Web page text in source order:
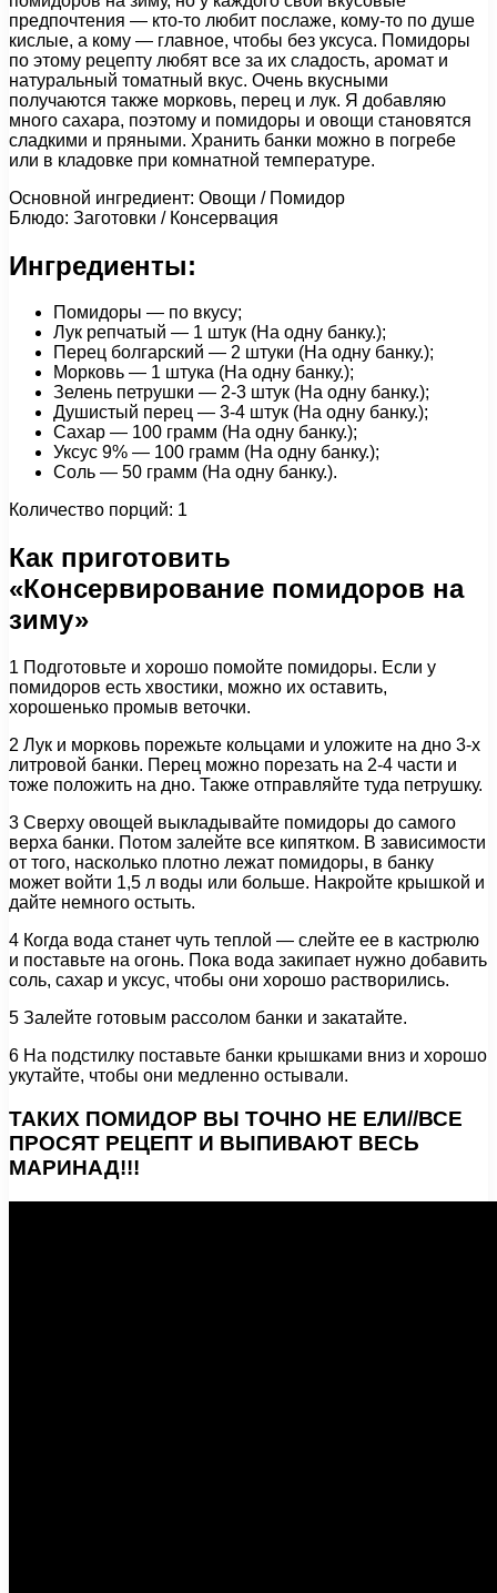
предпочтения — кто-то любит послаже, кому-то по душе
кислые, а кому — главное, чтобы без уксуса. Помидоры
по этому рецепту любят все за их сладость, аромат и
натуральный томатный вкус. Очень вкусными
получаются также морковь, перец и лук. Я добавляю
много сахара, поэтому и помидоры и овощи становятся
сладкими и пряными. Хранить банки можно в погребе
или в кладовке при комнатной температуре.
Основной ингредиент: Овощи / Помидор
Блюдо: Заготовки / Консервация
Ингредиенты:
Помидоры — по вкусу;
Лук репчатый — 1 штук (На одну банку.);
Перец болгарский — 2 штуки (На одну банку.);
Морковь — 1 штука (На одну банку.);
Зелень петрушки — 2-3 штук (На одну банку.);
Душистый перец — 3-4 штук (На одну банку.);
Сахар — 100 грамм (На одну банку.);
Уксус 9% — 100 грамм (На одну банку.);
Соль — 50 грамм (На одну банку.).
Количество порций: 1
Как приготовить
«Консервирование помидоров на
зиму»
1 Подготовьте и хорошо помойте помидоры. Если у
помидоров есть хвостики, можно их оставить,
хорошенько промыв веточки.
2 Лук и морковь порежьте кольцами и уложите на дно 3-х
литровой банки. Перец можно порезать на 2-4 части и
тоже положить на дно. Также отправляйте туда петрушку.
3 Сверху овощей выкладывайте помидоры до самого
верха банки. Потом залейте все кипятком. В зависимости
от того, насколько плотно лежат помидоры, в банку
может войти 1,5 л воды или больше. Накройте крышкой и
дайте немного остыть.
4 Когда вода станет чуть теплой — слейте ее в кастрюлю
и поставьте на огонь. Пока вода закипает нужно добавить
соль, сахар и уксус, чтобы они хорошо растворились.
5 Залейте готовым рассолом банки и закатайте.
6 На подстилку поставьте банки крышками вниз и хорошо
укутайте, чтобы они медленно остывали.
ТАКИХ ПОМИДОР ВЫ ТОЧНО НЕ ЕЛИ//ВСЕ
ПРОСЯТ РЕЦЕПТ И ВЫПИВАЮТ ВЕСЬ
МАРИНАД!!!